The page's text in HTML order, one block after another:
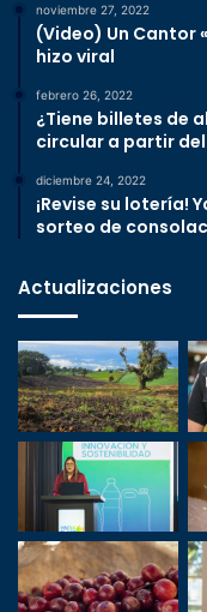
noviembre 27, 2022
(Video) Un Cantor
hizo viral
febrero 26, 2022
¿Tiene billetes de
circular a partir del
diciembre 24, 2022
¡Revise su lotería!
sorteo de
Actualizaciones